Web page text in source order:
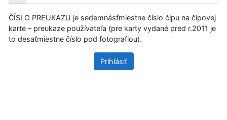
ČÍSLO PREUKAZU je sedemnásťmiestne číslo čipu na čipovej
karte – preukaze používateľa (pre karty vydané pred r.2011 je
to desaťmiestne číslo pod fotografiou).
Prihlásiť